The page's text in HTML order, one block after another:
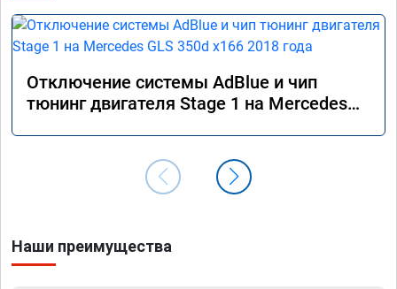
Отключение системы AdBlue и чип
тюнинг двигателя Stage 1 на Mercedes
Наши преимущества